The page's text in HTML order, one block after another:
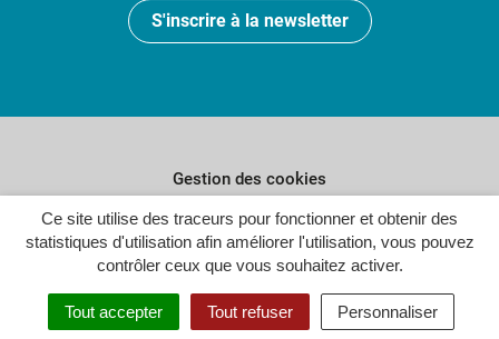
Ce site utilise des traceurs pour fonctionner et obtenir des
statistiques d'utilisation afin améliorer l'utilisation, vous pouvez
contrôler ceux que vous souhaitez activer.
Tout accepter Tout refuser Personnaliser
S'inscrire à la newsletter
Gestion des cookies
Plan du site
Politique de confidentialité
Crédits